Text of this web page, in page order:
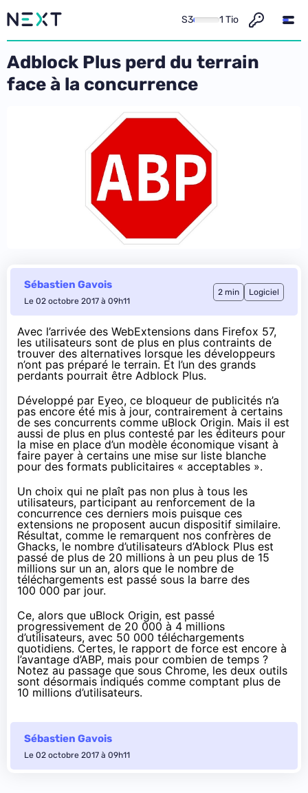
S3 1 Tio
Adblock Plus perd du terrain
face à la concurrence
Sébastien Gavois
Le 02 octobre 2017 à 09h11
2 min Logiciel
Avec l’arrivée des WebExtensions dans Firefox 57,
les utilisateurs sont de plus en plus contraints de
trouver des alternatives lorsque les développeurs
n’ont pas préparé le terrain. Et l’un des grands
perdants pourrait être Adblock Plus.
Développé par Eyeo, ce bloqueur de publicités n’a
pas encore été mis à jour, contrairement à certains
de ses concurrents comme uBlock Origin. Mais il est
aussi de plus en plus contesté par les éditeurs pour
la mise en place d’un modèle économique visant à
faire payer à certains une mise sur liste blanche
pour des formats publicitaires « acceptables ».
Un choix qui ne plaît pas non plus à tous les
utilisateurs, participant au renforcement de la
concurrence ces derniers mois puisque ces
extensions ne proposent aucun dispositif similaire.
Résultat, comme le remarquent nos confrères de
Ghacks, le nombre d’utilisateurs d’Ablock Plus est
passé de plus de 20 millions à un peu plus de 15
millions sur un an, alors que le nombre de
téléchargements est passé sous la barre des
100 000 par jour.
Ce, alors que uBlock Origin, est passé
progressivement de 20 000 à 4 millions
d’utilisateurs, avec 50 000 téléchargements
quotidiens. Certes, le rapport de force est encore à
l’avantage d’ABP, mais pour combien de temps ?
Notez au passage que sous Chrome, les deux outils
sont désormais indiqués comme comptant plus de
10 millions d’utilisateurs.
Sébastien Gavois
Le 02 octobre 2017 à 09h11